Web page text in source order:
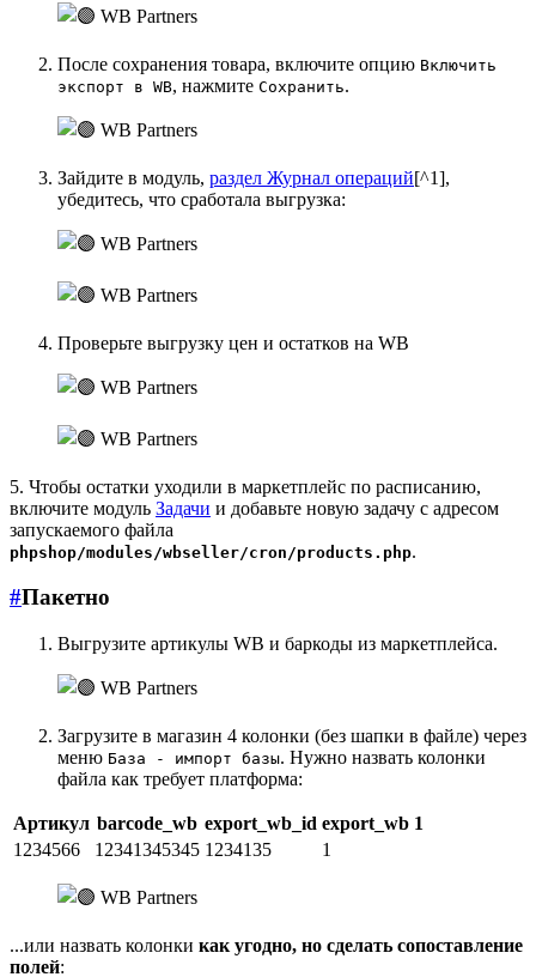
После сохранения товара, включите опцию Включить
экспорт в WB, нажмите Сохранить.
Зайдите в модуль, раздел Журнал операций[^1],
убедитесь, что сработала выгрузка:
Проверьте выгрузку цен и остатков на WB
5. Чтобы остатки уходили в маркетплейс по расписанию,
включите модуль Задачи и добавьте новую задачу с адресом
запускаемого файла
phpshop/modules/wbseller/cron/products.php.
#Пакетно
Выгрузите артикулы WB и баркоды из маркетплейса.
Загрузите в магазин 4 колонки (без шапки в файле) через
меню База - импорт базы. Нужно назвать колонки
файла как требует платформа:
Артикул barcode_wb export_wb_id export_wb 1
1234566
12341345345 1234135 1
...или назвать колонки как угодно, но сделать сопоставление
полей: